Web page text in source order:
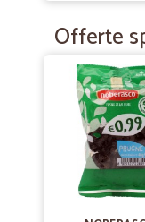
Offerte